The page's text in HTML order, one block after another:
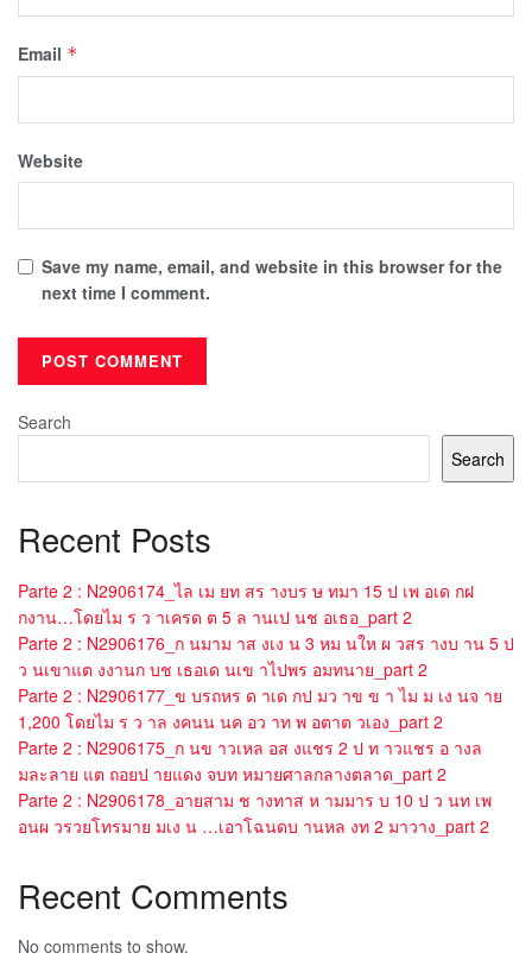
Email *
Website
Save my name, email, and website in this browser for the
next time I comment.
Search
Search
Recent Posts
Parte 2 : N2906174_ไล เม ยท สร างบร ษ ทมา 15 ป เพ อเด กฝ
กงาน…โดยไม ร ว าเครด ต 5 ล านเป นช อเธอ_part 2
Parte 2 : N2906176_ก นมาม าส งเง น 3 หม นให ผ วสร างบ าน 5 ป
ว นเขาแต งงานก บช เธอเด นเข าไปพร อมทนาย_part 2
Parte 2 : N2906177_ข บรถหร ด าเด กป มว าข ข า ไม ม เง นจ าย
1,200 โดยไม ร ว าล งคนน นค อว าท พ อตาต วเอง_part 2
Parte 2 : N2906175_ก นข าวเหล อส งแชร 2 ป ท าวแชร อ างล
มละลาย แต ถอยป ายแดง จบท หมายศาลกลางตลาด_part 2
Parte 2 : N2906178_อายสาม ช างทาส ห ามมาร บ 10 ป ว นท เพ
อนผ วรวยโทรมาย มเง น …เอาโฉนดบ านหล งท 2 มาวาง_part 2
Recent Comments
No comments to show.